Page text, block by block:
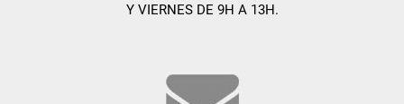
Y VIERNES DE 9H A 13H.